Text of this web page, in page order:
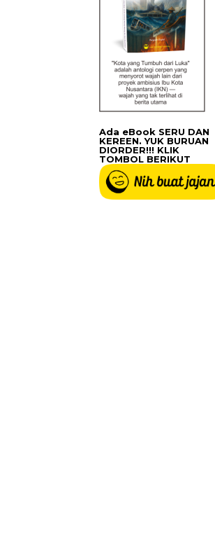
Ada eBook SERU DAN
KEREEN. YUK BURUAN
DIORDER!!! KLIK
TOMBOL BERIKUT